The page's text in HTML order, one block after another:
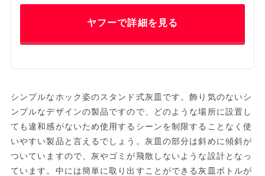
ヤフーで詳細を見る
シンプルなホック姿のスタンド式灰皿です。飾り気のないシ
ンプルなデザインの製品ですので、どのような場所に設置し
ても違和感がないため使用するシーンを制限することなく使
いやすい製品と言えるでしょう。灰皿の部分は斜めに傾斜が
ついていますので、灰やゴミが飛散しないような設計となっ
ています。中には簡単に取り出すことができる灰皿ボトルが